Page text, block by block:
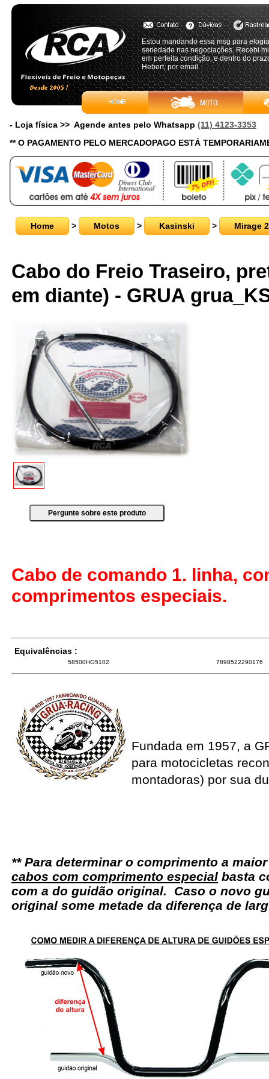
Estou mandando essa msg para
seriedade nas negociações. Recebi
em perfeita condição, e dentro do
Hebert, por email.
- Loja física >> Agende antes pelo Whatsapp (11) 4123-3353
** O PAGAMENTO PELO MERCADOPAGO ESTÁ
Home > Motos > Kasinski > Mirage
Cabo do Freio Traseiro,
em diante) - GRUA
Cabo de comando 1. linha,
comprimentos especiais.
Equivalências :
58500HG5102 7898522290176
Fundada em 1957, a
para motocicletas
montadoras) por sua
** Para determinar o comprimento a
cabos com comprimento especial basta
com a do guidão original. Caso o novo
original some metade da diferença de